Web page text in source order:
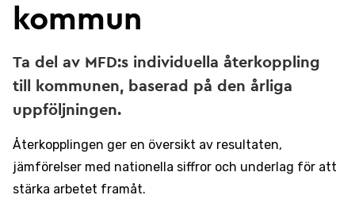
kommun
Ta del av MFD:s individuella återkoppling
till kommunen, baserad på den årliga
uppföljningen.
Återkopplingen ger en översikt av resultaten,
jämförelser med nationella siffror och underlag för att
stärka arbetet framåt.